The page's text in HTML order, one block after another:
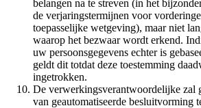
belangen na te streven (in het
de verjaringstermijnen voor
toepasselijke wetgeving), maar niet
waarop het bezwaar wordt erkend.
uw persoonsgegevens echter is
geldt dit totdat deze toestemming
ingetrokken.
De verwerkingsverantwoordelijke zal
van geautomatiseerde besluitvorming